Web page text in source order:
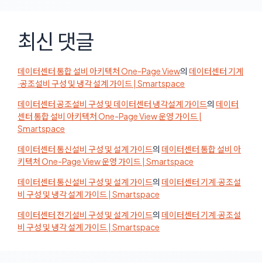
최신 댓글
데이터센터 통합 설비 아키텍처 One-Page View의 데이터센터 기계
·공조설비 구성 및 냉각 설계 가이드 | Smartspace
데이터센터 공조설비 구성 및 데이터센터 냉각설계 가이드의 데이터
센터 통합 설비 아키텍처 One-Page View 운영 가이드 |
Smartspace
데이터센터 통신설비 구성 및 설계 가이드의 데이터센터 통합 설비 아
키텍처 One-Page View 운영 가이드 | Smartspace
데이터센터 통신설비 구성 및 설계 가이드의 데이터센터 기계·공조설
비 구성 및 냉각 설계 가이드 | Smartspace
데이터센터 전기설비 구성 및 설계 가이드의 데이터센터 기계·공조설
비 구성 및 냉각 설계 가이드 | Smartspace